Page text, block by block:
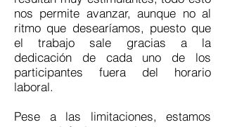
nos permite avanzar, aunque no al
ritmo que desearíamos, puesto que
el trabajo sale gracias a la
dedicación de cada uno de los
participantes fuera del horario
laboral.
Pese a las limitaciones, estamos